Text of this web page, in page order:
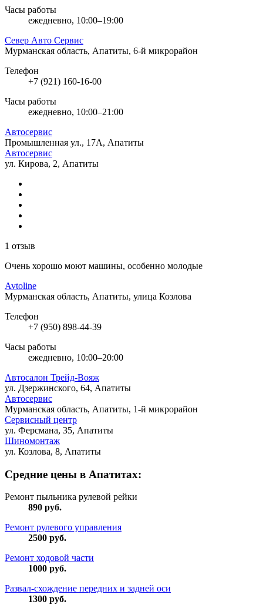
Часы работы
ежедневно, 10:00–19:00
Север Авто Сервис
Мурманская область, Апатиты, 6-й микрорайон
Телефон
+7 (921) 160-16-00
Часы работы
ежедневно, 10:00–21:00
Автосервис
Промышленная ул., 17А, Апатиты
Автосервис
ул. Кирова, 2, Апатиты
1 отзыв
Очень хорошо моют машины, особенно молодые
Avtoline
Мурманская область, Апатиты, улица Козлова
Телефон
+7 (950) 898-44-39
Часы работы
ежедневно, 10:00–20:00
Автосалон Трейд-Вояж
ул. Дзержинского, 64, Апатиты
Автосервис
Мурманская область, Апатиты, 1-й микрорайон
Сервисный центр
ул. Ферсмана, 35, Апатиты
Шиномонтаж
ул. Козлова, 8, Апатиты
Средние цены в Апатитах:
Ремонт пыльника рулевой рейки
890 руб.
Ремонт рулевого управления
2500 руб.
Ремонт ходовой части
1000 руб.
Развал-схождение передних и задней оси
1300 руб.